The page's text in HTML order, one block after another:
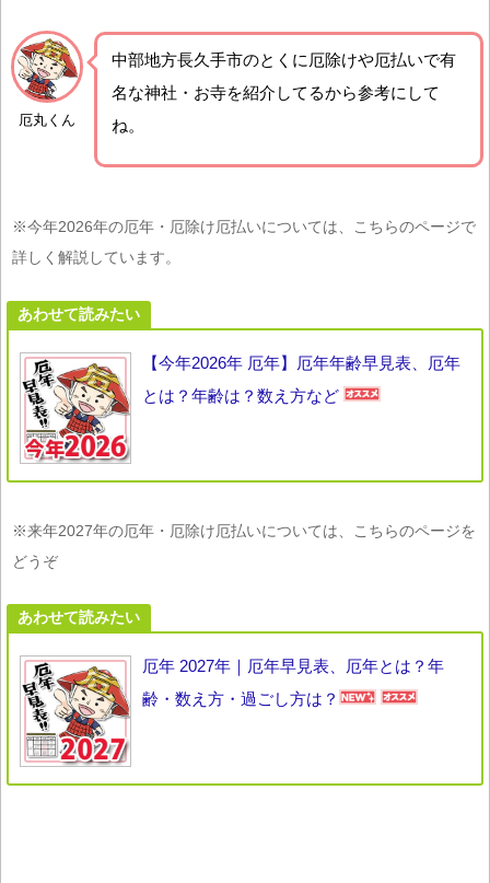
厄丸くん
中部地方長久手市のとくに厄除けや厄払いで有
名な神社・お寺を紹介 してるから参考にして
ね。
※今年2026年の厄年・厄除け厄払いについては、こちらのページで
詳しく解説しています。
あわせて読みたい
【今年2026年 厄年】厄年年齢早見表、厄年
とは？年齢は？数え方など
※来年2027年の厄年・厄除け厄払いについては、こちらのページを
どうぞ
あわせて読みたい
厄年 2027年｜厄年早見表、厄年とは？年
齢・数え方・過ごし方は？